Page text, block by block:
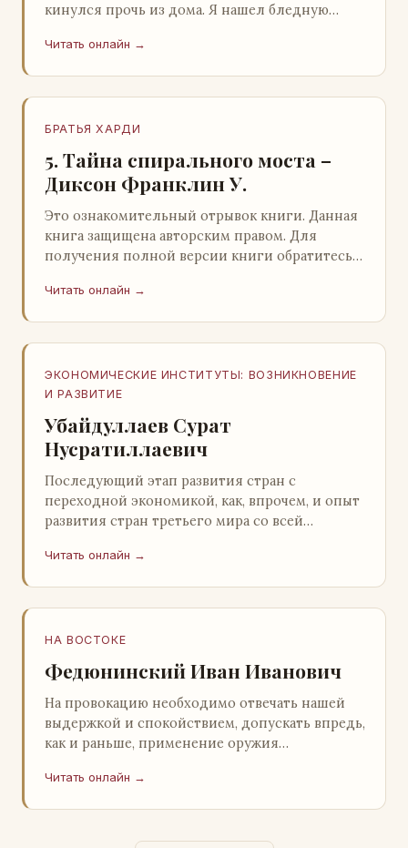
кинулся прочь из дома. Я нашел бледную
Читать онлайн →
БРАТЬЯ ХАРДИ
5. Тайна спирального моста –
Диксон Франклин У.
Это ознакомительный отрывок книги. Данная
книга защищена авторским правом. Для
получения полной версии книги обратитесь к
легального ко…
Читать онлайн →
ЭКОНОМИЧЕСКИЕ ИНСТИТУТЫ: ВОЗНИКНОВЕНИЕ
И РАЗВИТИЕ
Убайдуллаев Сурат
Нусратиллаевич
Последующий этап развития стран с
переходной экономикой, как, впрочем, и опыт
развития стран третьего мира со всей
ошибочность такого предс…
Читать онлайн →
НА ВОСТОКЕ
Федюнинский Иван Иванович
На провокацию необходимо отвечать нашей
выдержкой и спокойствием, допускать впредь,
как и раньше, применение оружия
самообороны о…
Читать онлайн →